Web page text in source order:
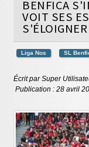
BENFICA
VOIT SES
Liga Nos SL
Écrit parSuper
Publication : 28 avril